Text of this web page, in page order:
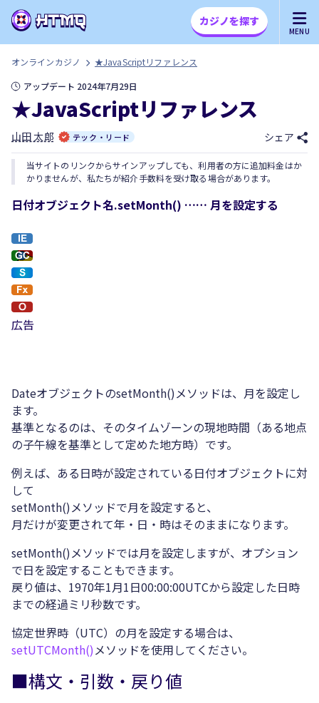
MENU
カジノを探す
オンラインカジノ
★JavaScriptリファレンス
アップデート 2024年7月29日
★JavaScriptリファレンス
山田 太郎 テック・リード シェア
当サイトのリンクからサインアップしても、利用者の方に追加料金はか
かりませんが、私たちが紹介手数料を受け取る場合があります。
日付オブジェクト名.setMonth() …… 月を設定する
広告
DateオブジェクトのsetMonth()メソッドは、月を設定し
ます。
基準となるのは、そのタイムゾーンの現地時間（ある地点
の子午線を基準として定めた地方時）です。
例えば、ある日時が設定されている日付オブジェクトに対
して
setMonth()メソッドで月を設定すると、
月だけが変更されて年・日・時はそのままになります。
setMonth()メソッドでは月を設定しますが、オプション
で日を設定することもできます。
戻り値は、1970年1月1日00:00:00UTCから設定した日時
までの経過ミリ秒数です。
協定世界時（UTC）の月を設定する場合は、
setUTCMonth()メソッドを使用してください。
■構文・引数・戻り値